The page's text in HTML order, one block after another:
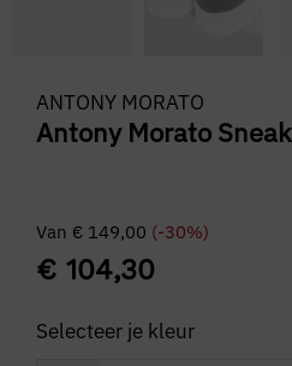
ANTONY MORATO
Antony Morato
Van € 149,00 (-30%)
€ 104,30
Selecteer je kleur